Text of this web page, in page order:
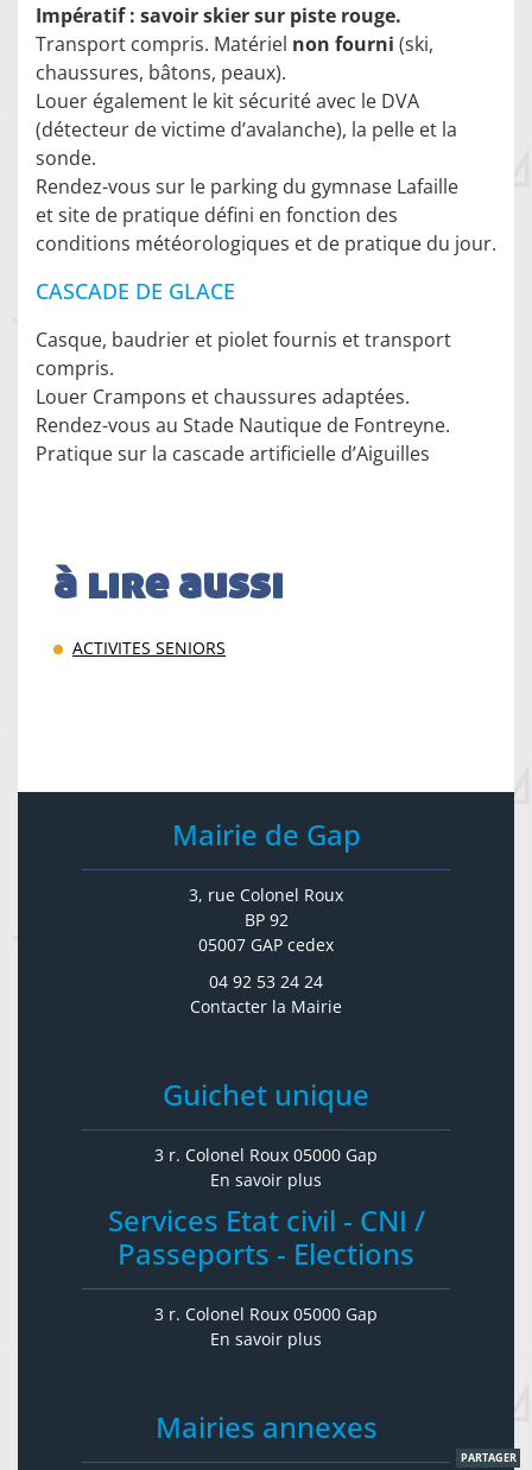
PARTAGER
Impératif : savoir skier sur piste rouge.
Transport compris. Matériel non fourni (ski,
chaussures, bâtons, peaux).
Louer également le kit sécurité avec le DVA
(détecteur de victime d’avalanche), la pelle et la
sonde.
Rendez-vous sur le parking du gymnase Lafaille
et site de pratique défini en fonction des
conditions météorologiques et de pratique du jour.
CASCADE DE GLACE
Casque, baudrier et piolet fournis et transport
compris.
Louer Crampons et chaussures adaptées.
Rendez-vous au Stade Nautique de Fontreyne.
Pratique sur la cascade artificielle d’Aiguilles
à lire aussi
ACTIVITES SENIORS
Mairie de Gap
3, rue Colonel Roux
BP 92
05007 GAP cedex
04 92 53 24 24
Contacter la Mairie
Guichet unique
3 r. Colonel Roux 05000 Gap
En savoir plus
Services Etat civil - CNI /
Passeports - Elections
3 r. Colonel Roux 05000 Gap
En savoir plus
Mairies annexes